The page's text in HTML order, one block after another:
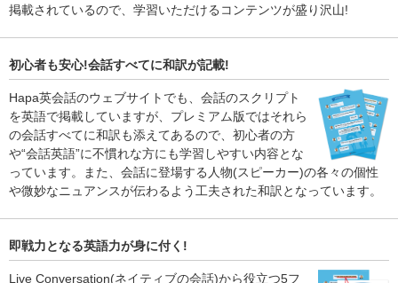
掲載されているので、学習いただけるコンテンツが盛り沢山!
初心者も安心!会話すべてに和訳が記載!
Hapa英会話のウェブサイトでも、会話のスクリプト
を英語で掲載していますが、プレミアム版ではそれら
の会話すべてに和訳も添えてあるので、初心者の方
や“会話英語”に不慣れな方にも学習しやすい内容とな
っています。また、会話に登場する人物(スピーカー)の各々の個性
や微妙なニュアンスが伝わるよう工夫された和訳となっています。
即戦力となる英語力が身に付く!
Live Conversation(ネイティブの会話)から役立つ5フ